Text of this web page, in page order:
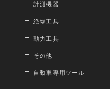
計測機器
絶縁工具
動力工具
その他
自動車専用ツール